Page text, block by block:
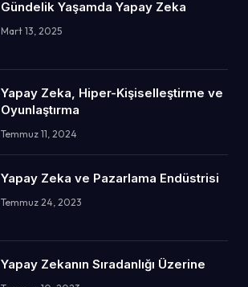
Gündelik Yaşamda Yapay Zeka
Mart 13, 2025
Yapay Zeka, Hiper-Kişiselleştirme ve
Oyunlaştırma
Temmuz 11, 2024
Yapay Zeka ve Pazarlama Endüstrisi
Temmuz 24, 2023
Yapay Zekanın Sıradanlığı Üzerine